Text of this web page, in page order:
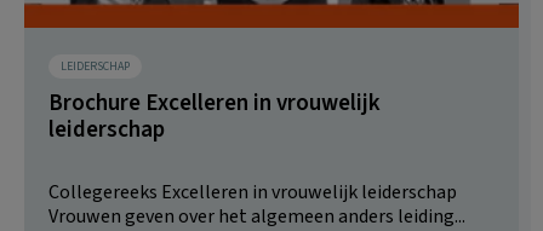
LEIDERSCHAP
Brochure Excelleren in vrouwelijk
leiderschap
Collegereeks Excelleren in vrouwelijk leiderschap
Vrouwen geven over het algemeen anders leiding...